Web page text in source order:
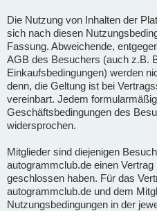
Die Nutzung von Inhalten der
sich nach diesen
Fassung. Abweichende,
AGB des Besuchers (auch z.B.
Einkaufsbedingungen) werden
denn, die Geltung ist bei
vereinbart. Jedem
Geschäftsbedingungen des
widersprochen.
Mitglieder sind diejenigen
autogrammclub.de einen
geschlossen haben. Für das
autogrammclub.de und dem
Nutzungsbedingungen in der